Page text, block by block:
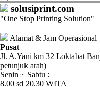
Transaksi
Tagihan
Berjalan
Pembayaran
Pendapatan
solusiprint.com
"One Stop Printing Solution"
Alamat & Jam Operasional
Pusat
Jl. A.Yani km 32 Loktabat
petunjuk arah)
Senin ~ Sabtu :
8.00 sd 20.30 WITA